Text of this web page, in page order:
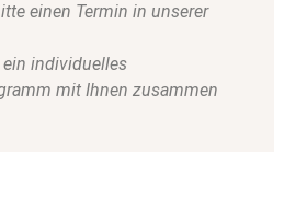
einen Termin in unserer
ein individuelles
mit Ihnen zusammen